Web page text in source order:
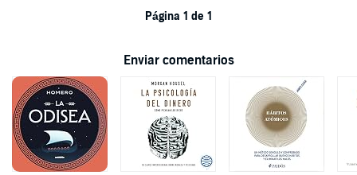
Página 1 de 1
Enviar comentarios